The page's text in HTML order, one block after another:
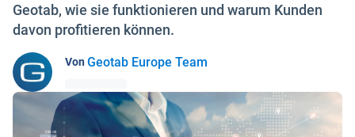
Geotab, wie sie funktionieren und warum Kunden
davon profitieren können.
VonGeotab Europe Team